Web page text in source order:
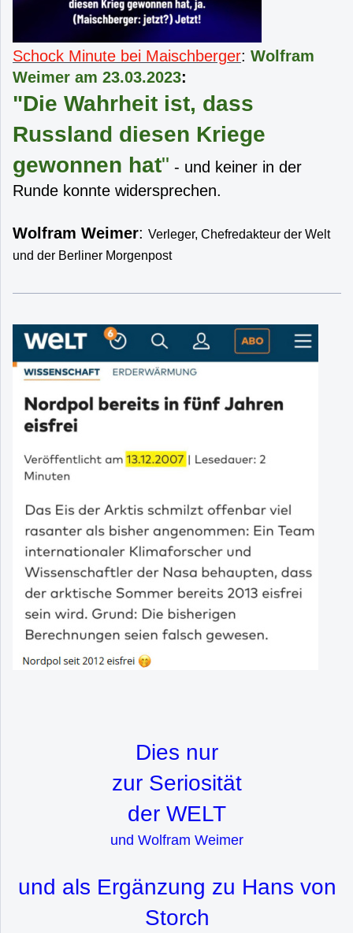
Schock Minute bei Maischberger: Wolfram
Weimer am 23.03.2023:
"Die Wahrheit ist, dass
Russland diesen Kriege
gewonnen hat" - und keiner in der
Runde konnte widersprechen.
Wolfram Weimer: Verleger, Chefredakteur der Welt
und der Berliner Morgenpost
Dies nur
zur Seriosität
der WELT
und Wolfram Weimer
und als Ergänzung zu Hans von
Storch